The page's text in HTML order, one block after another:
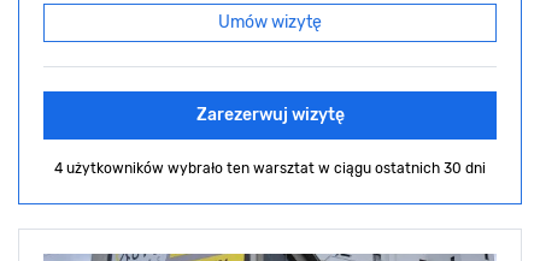
Umów wizytę
Zarezerwuj wizytę
4 użytkowników wybrało ten warsztat w ciągu ostatnich 30 dni